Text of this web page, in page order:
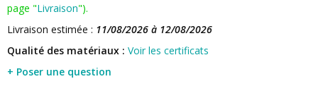
page "Livraison").
Livraison estimée : 11/08/2026 à 12/08/2026
Qualité des matériaux : Voir les certificats
+ Poser une question